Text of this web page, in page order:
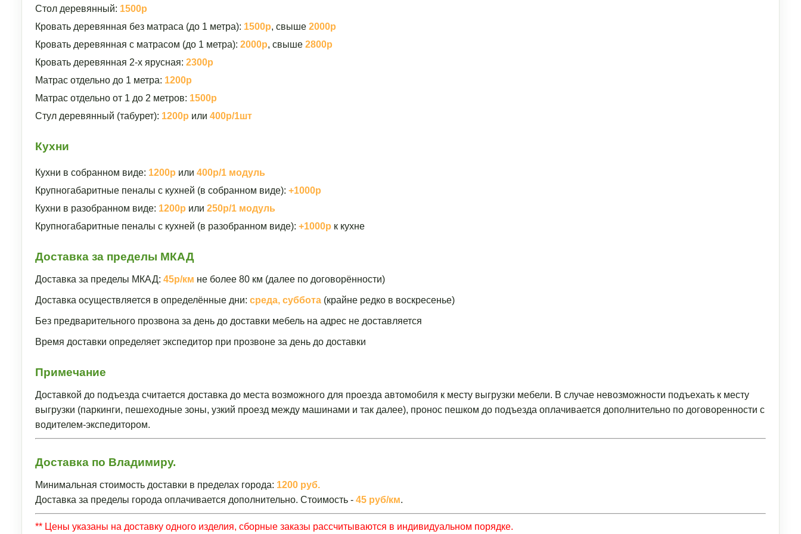
Стол деревянный: 1500р
Кровать деревянная без матраса (до 1 метра): 1500р, свыше 2000р
Кровать деревянная с матрасом (до 1 метра): 2000р, свыше 2800р
Кровать деревянная 2-х ярусная: 2300р
Матрас отдельно до 1 метра: 1200р
Матрас отдельно от 1 до 2 метров: 1500р
Стул деревянный (табурет): 1200р или 400р/1шт
Кухни
Кухни в собранном виде: 1200р или 400р/1 модуль
Крупногабаритные пеналы с кухней (в собранном виде): +1000р
Кухни в разобранном виде: 1200р или 250р/1 модуль
Крупногабаритные пеналы с кухней (в разобранном виде): +1000р к кухне
Доставка за пределы МКАД
Доставка за пределы МКАД: 45р/км не более 80 км (далее по договорённости)
Доставка осуществляется в определённые дни: среда, суббота (крайне редко в воскресенье)
Без предварительного прозвона за день до доставки мебель на адрес не доставляется
Время доставки определяет экспедитор при прозвоне за день до доставки
Примечание
Доставкой до подъезда считается доставка до места возможного для проезда автомобиля к месту выгрузки мебели. В случае невозможности подъехать к месту
выгрузки (паркинги, пешеходные зоны, узкий проезд между машинами и так далее), пронос пешком до подъезда оплачивается дополнительно по договоренности с
водителем-экспедитором.
Доставка по Владимиру.
Минимальная стоимость доставки в пределах города: 1200 руб.
Доставка за пределы города оплачивается дополнительно. Стоимость - 45 руб/км.
** Цены указаны на доставку одного изделия, сборные заказы рассчитываются в индивидуальном порядке.